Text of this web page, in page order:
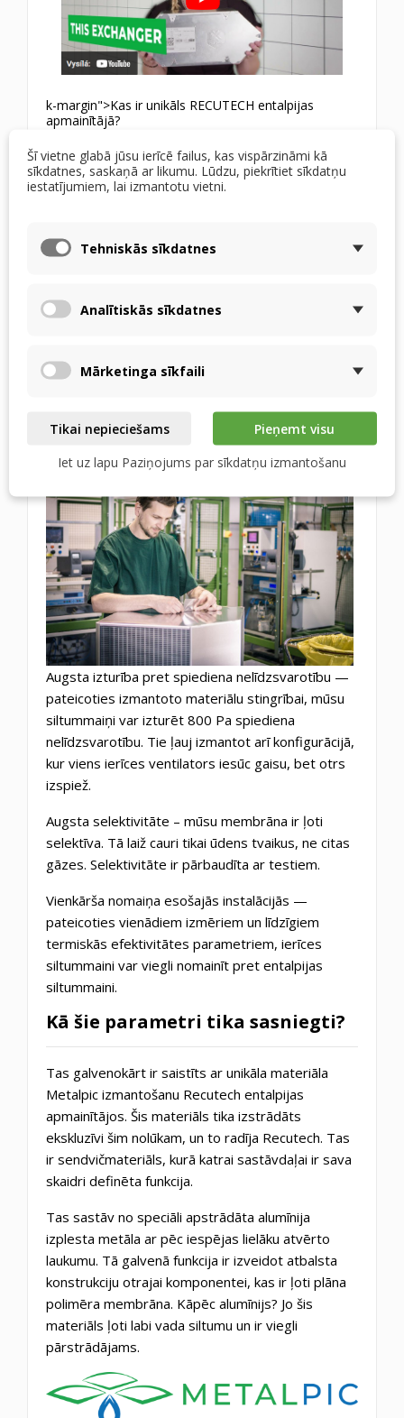
k-margin">Kas ir unikāls RECUTECH entalpijas
apmainītājā?
Augsta termiskā efektivitāte — pateicoties
materiāliem, kas ļauj veidot un tādējādi palielināt
neizmantojam starplikas, jo tās nav
Mitruma pārneses efektivitāte līdz 75%.
RECUTECH apmainītājiem, tie ir hermētiski. Mēs
Mēs tos visus pārbaudām, un pie jums nonāks
tikai hermētiski elementi.
Augsta izturība pret spiediena nelīdzsvarotību —
pateicoties izmantoto materiālu stingrībai, mūsu
siltummaiņi var izturēt 800 Pa spiediena
nelīdzsvarotību. Tie ļauj izmantot arī konfigurācijā,
kur viens ierīces ventilators iesūc gaisu, bet otrs
izspiež.
Augsta selektivitāte – mūsu membrāna ir ļoti
selektīva. Tā laiž cauri tikai ūdens tvaikus, ne citas
gāzes. Selektivitāte ir pārbaudīta ar testiem.
Vienkārša nomaiņa esošajās instalācijās —
pateicoties vienādiem izmēriem un līdzīgiem
termiskās efektivitātes parametriem, ierīces
siltummaini var viegli nomainīt pret entalpijas
siltummaini.
Kā šie parametri tika sasniegti?
Tas galvenokārt ir saistīts ar unikāla materiāla
Metalpic izmantošanu Recutech entalpijas
apmainītājos. Šis materiāls tika izstrādāts
ekskluzīvi šim nolūkam, un to radīja Recutech. Tas
ir sendvičmateriāls, kurā katrai sastāvdaļai ir sava
skaidri definēta funkcija.
Tas sastāv no speciāli apstrādāta alumīnija
izplesta metāla ar pēc iespējas lielāku atvērto
laukumu. Tā galvenā funkcija ir izveidot atbalsta
konstrukciju otrajai komponentei, kas ir ļoti plāna
polimēra membrāna. Kāpēc alumīnijs? Jo šis
materiāls ļoti labi vada siltumu un ir viegli
pārstrādājams.
Šī vietne glabā jūsu ierīcē failus, kas vispārzināmi kā
sīkdatnes, saskaņā ar likumu. Lūdzu, piekrītiet sīkdatņu
iestatījumiem, lai izmantotu vietni.
Tehniskās sīkdatnes
Analītiskās sīkdatnes
Mārketinga sīkfaili
Tikai nepieciešams
Pieņemt visu
Iet uz lapu Paziņojums par sīkdatņu izmantošanu